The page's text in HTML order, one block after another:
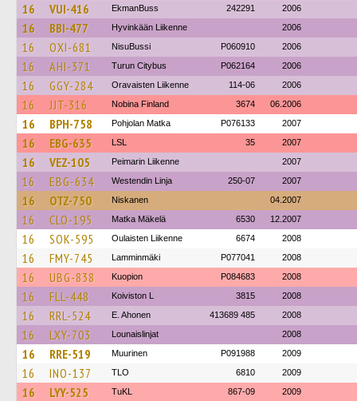
16 VUI-416 EkmanBuss 242291 2006
16 BBI-477 Hyvinkään Liikenne 2006
16 OXI-681 NisuBussi P060910 2006
16 AHI-371 Turun Citybus P062164 2006
16 GGY-284 Oravaisten Liikenne 114-06 2006
16 JJT-316 Nobina Finland 3674 06.2006
16 BPH-758 Pohjolan Matka P076133 2007
16 EBG-635 LSL 35 2007
16 VEZ-105 Peimarin Liikenne 2007
16 EBG-634 Westendin Linja 250-07 2007
16 OTZ-750 Niskanen 04.2007
16 CLO-195 Matka Mäkelä 6530 12.2007
16 SOK-595 Oulaisten Liikenne 6674 2008
16 FMY-745 Lamminmäki P077041 2008
16 UBG-838 Kuopion P084683 2008
16 FLL-448 Koiviston L 3815 2008
16 RRL-524 E. Ahonen 413689 485 2008
16 LXY-703 Lounaislinjat 2008
16 RRE-519 Muurinen P091988 2009
16 INO-137 TLO 6810 2009
16 LYY-525 TuKL 867-09 2009